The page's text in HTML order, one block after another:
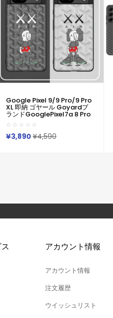
Google Pixel 9/9 Pro/9 Pro
XL 即納 ゴヤール Goyardブ
ランドGooglePixel7a 8 Pro
9 Pro XLケースKAWS レディ
ースメンズ人気Google
Pixel9 8a 7a 6aケース かわ
いい 超薄型 軽量 Google 6 7
¥3,890 ¥4,590
アカウント情報
アカウント情報
注文履歴
ウイッシュリスト